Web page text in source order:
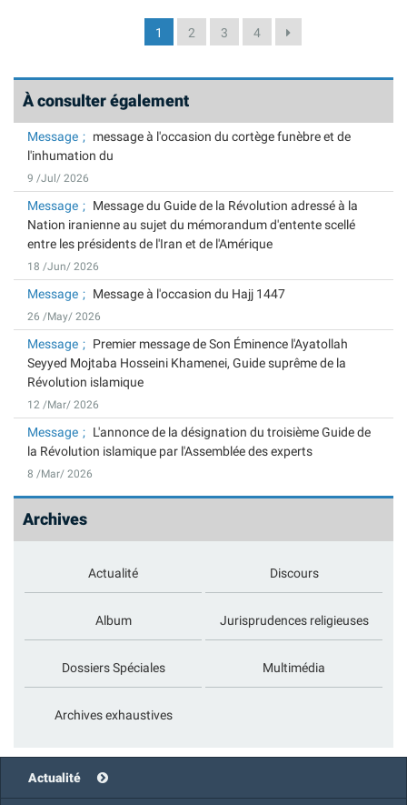
1 2 3 4
À consulter également
Message
message à l'occasion du cortège funèbre et de
l'inhumation du
9 /Jul/ 2026
Message
Message du Guide de la Révolution adressé à la
Nation iranienne au sujet du mémorandum d'entente scellé
entre les présidents de l'Iran et de l'Amérique
18 /Jun/ 2026
Message Message à l'occasion du Hajj 1447
26 /May/ 2026
Message
Premier message de Son Éminence l'Ayatollah
Seyyed Mojtaba Hosseini Khamenei, Guide suprême de la
Révolution islamique
12 /Mar/ 2026
Message
L'annonce de la désignation du troisième Guide de
la Révolution islamique par l'Assemblée des experts
8 /Mar/ 2026
Archives
Actualité Discours
Album Jurisprudences religieuses
Dossiers Spéciales Multimédia
Archives exhaustives
Actualité